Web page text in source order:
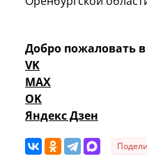
Добро пожаловать
VK
MAX
OK
Яндекс Дзен